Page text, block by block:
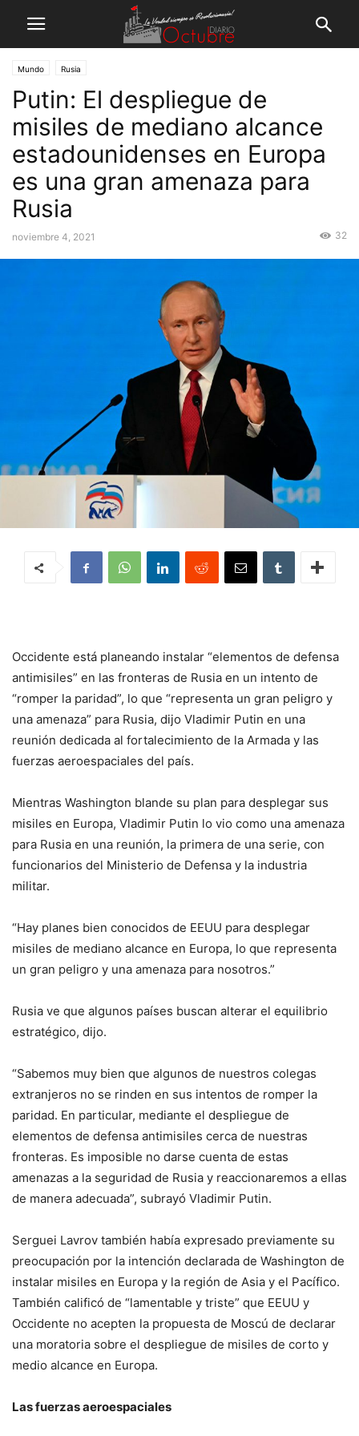
Mundo Rusia
Putin: El despliegue de
misiles de mediano alcance
estadounidenses en Europa
es una gran amenaza para
Rusia
noviembre 4, 2021 32
Occidente está planeando instalar “elementos de defensa
antimisiles” en las fronteras de Rusia en un intento de
“romper la paridad”, lo que “representa un gran peligro y
una amenaza” para Rusia, dijo Vladimir Putin en una
reunión dedicada al fortalecimiento de la Armada y las
fuerzas aeroespaciales del país.
Mientras Washington blande su plan para desplegar sus
misiles en Europa, Vladimir Putin lo vio como una amenaza
para Rusia en una reunión, la primera de una serie, con
funcionarios del Ministerio de Defensa y la industria
militar.
“Hay planes bien conocidos de EEUU para desplegar
misiles de mediano alcance en Europa, lo que representa
un gran peligro y una amenaza para nosotros.”
Rusia ve que algunos países buscan alterar el equilibrio
estratégico, dijo.
“Sabemos muy bien que algunos de nuestros colegas
extranjeros no se rinden en sus intentos de romper la
paridad. En particular, mediante el despliegue de
elementos de defensa antimisiles cerca de nuestras
fronteras. Es imposible no darse cuenta de estas
amenazas a la seguridad de Rusia y reaccionaremos a ellas
de manera adecuada”, subrayó Vladimir Putin.
Serguei Lavrov también había expresado previamente su
preocupación por la intención declarada de Washington de
instalar misiles en Europa y la región de Asia y el Pacífico.
También calificó de “lamentable y triste” que EEUU y
Occidente no acepten la propuesta de Moscú de declarar
una moratoria sobre el despliegue de misiles de corto y
medio alcance en Europa.
Las fuerzas aeroespaciales